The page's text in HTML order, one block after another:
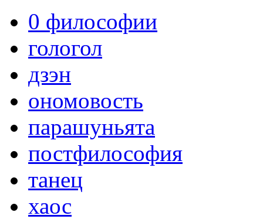
0 философии
гологол
дзэн
ономовость
парашуньята
постфилософия
танец
хаос